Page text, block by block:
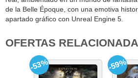
de la Belle Époque, con una emotiva
apartado gráfico con Unreal Engine 5.
OFERTAS
-53% -59%